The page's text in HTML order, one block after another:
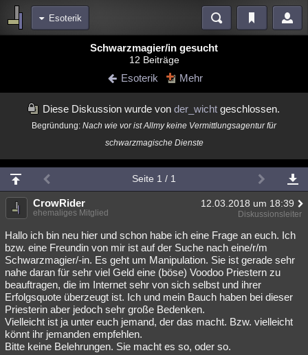
Esoterik
Blogs
meine Rubriken
Menschen Wissenschaft Politik Mystery Kriminalfälle
Spiritualität Verschwörungen Technologie Ufologie
Natur Unterhaltung
weitere Rubriken
Astronomie Helpdesk Gruppen Gaming Filme
Musik Clash Verbesserungen Allmystery English
Übersichten
Besucht Teilgenommen Alle Neue Geschlossen
Lesenswert Schlüsselwörter
Schwarzmagier/in gesucht
12 Beiträge
Esoterik Mehr
Diese Diskussion wurde von der_wichtgeschlossen.
Begründung: Nach wie vor ist Allmy keine Vermittlungsagentur für
schwarzmagische Dienste
Seite 1 / 1
CrowRider 12.03.2018 um 18:39
ehemaliges Mitglied Diskussionsleiter
Hallo ich bin neu hier und schon habe ich eine Frage an euch. Ich
bzw. eine Freundin von mir ist auf der Suche nach eine/r/m
Schwarzmagier/-in. Es geht um Manipulation. Sie ist gerade sehr
nahe daran für sehr viel Geld eine (böse) Voodoo Priestern zu
beauftragen, die im Internet sehr von sich selbst und ihrer
Erfolgsquote überzeugt ist. Ich und mein Bauch haben bei dieser
Priesterin aber jedoch sehr große Bedenken.
Vielleicht ist ja unter euch jemand, der das macht. Bzw. vielleicht
könnt ihr jemanden empfehlen.
Bitte keine Belehrungen. Sie macht es so, oder so.